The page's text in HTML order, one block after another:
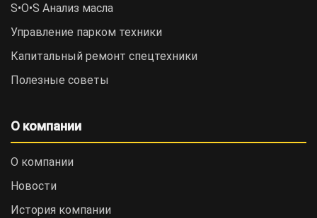
S•O•S Анализ масла
Управление парком техники
Капитальный ремонт спецтехники
Полезные советы
О компании
О компании
Новости
История компании